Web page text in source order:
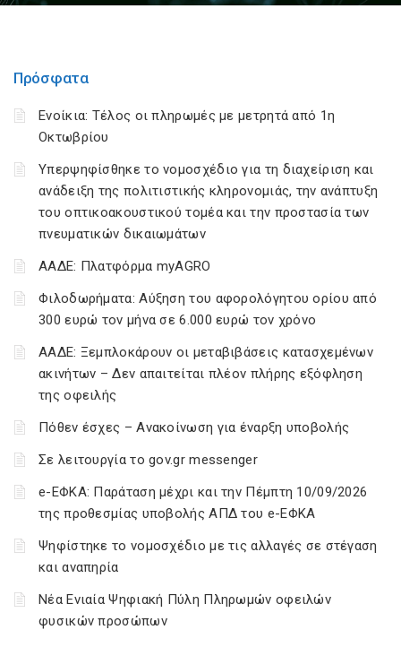
Πρόσφατα
Ενοίκια: Τέλος οι πληρωμές με μετρητά από 1η
Οκτωβρίου
Υπερψηφίσθηκε το νομοσχέδιο για τη διαχείριση και
ανάδειξη της πολιτιστικής κληρονομιάς, την ανάπτυξη
του οπτικοακουστικού τομέα και την προστασία των
πνευματικών δικαιωμάτων
ΑΑΔΕ: Πλατφόρμα myAGRO
Φιλοδωρήματα: Αύξηση του αφορολόγητου ορίου από
300 ευρώ τον μήνα σε 6.000 ευρώ τον χρόνο
ΑΑΔΕ: Ξεμπλοκάρουν οι μεταβιβάσεις κατασχεμένων
ακινήτων – Δεν απαιτείται πλέον πλήρης εξόφληση
της οφειλής
Πόθεν έσχες – Ανακοίνωση για έναρξη υποβολής
Σε λειτουργία το gov.gr messenger
e-ΕΦΚΑ: Παράταση μέχρι και την Πέμπτη 10/09/2026
της προθεσμίας υποβολής ΑΠΔ του e-ΕΦΚΑ
Ψηφίστηκε το νομοσχέδιο με τις αλλαγές σε στέγαση
και αναπηρία
Νέα Ενιαία Ψηφιακή Πύλη Πληρωμών οφειλών
φυσικών προσώπων